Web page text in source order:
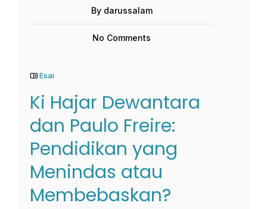
By darussalam
No Comments
Esai
Ki Hajar Dewantara
dan Paulo Freire:
Pendidikan yang
Menindas atau
Membebaskan?